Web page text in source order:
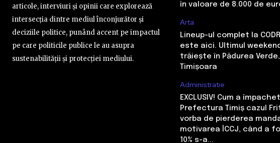
articole, interviuri și opinii care explorează
intersecția dintre mediul înconjurător și
deciziile politice, punând accent pe impactul
pe care politicile publice le au asupra
sustenabilității și protecției mediului.
în valoare de 8.000 de
Arta
Lineup-ul complet la
este aici. Ultimul
trăiește în Pădurea
Timișoara
Administratie
EXCLUSIV! Cum a
Prefectura Timiș cazul
vorba de pierderea
motivarea ÎCCJ, când a
10% s-a...